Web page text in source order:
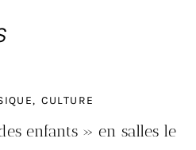
CULTURE
enfants » en salles le